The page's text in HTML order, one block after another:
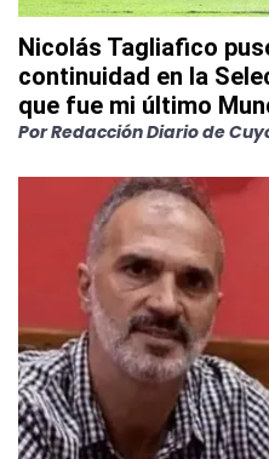
Nicolás Tagliafico
continuidad en la
que fue mi último
PorRedacción Diario de